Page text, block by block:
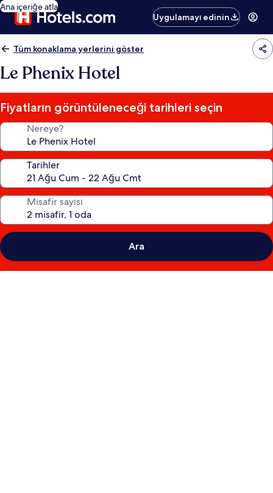
Ana içeriğe atla
Uygulamayı edinin
Tüm konaklama yerlerini göster
Le Phenix Hotel
Fiyatların görüntüleneceği tarihleri seçin
Nereye?
Tarihler
Misafir sayısı
Ara